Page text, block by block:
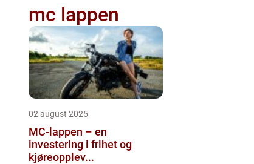
mc lappen
02 august 2025
MC-lappen – en
investering i frihet og
kjøreopplev...